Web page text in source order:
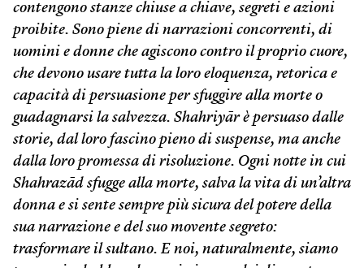
contengono stanze chiuse a chiave, segreti e azioni
proibite. Sono piene di narrazioni concorrenti, di
uomini e donne che agiscono contro il proprio cuore,
che devono usare tutta la loro eloquenza, retorica e
capacità di persuasione per sfuggire alla morte o
guadagnarsi la salvezza. Shahriyār è persuaso dalle
storie, dal loro fascino pieno di suspense, ma anche
dalla loro promessa di risoluzione. Ogni notte in cui
Shahrazād sfugge alla morte, salva la vita di un’altra
donna e si sente sempre più sicura del potere della
sua narrazione e del suo movente segreto:
trasformare il sultano. E noi, naturalmente, siamo